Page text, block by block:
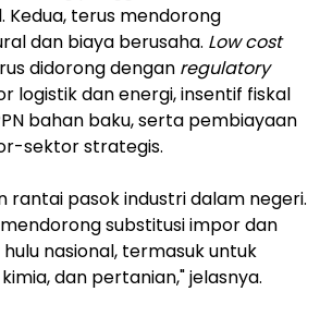
Kedua, terus mendorong
dan biaya berusaha. Low cost
didorong dengan regulatory
logistik dan energi, insentif fiskal
bahan baku, serta pembiayaan
sektor strategis.
rantai pasok industri dalam negeri.
substitusi impor dan
nasional, termasuk untuk
dan pertanian," jelasnya.